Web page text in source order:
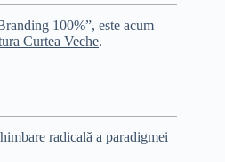
100%”, este acum
Curtea Veche.
radicală a paradigmei